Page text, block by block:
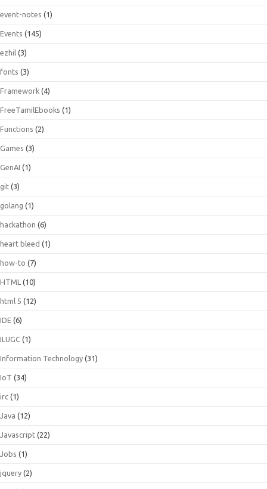
event-notes (1)
Events (145)
ezhil (3)
fonts (3)
Framework (4)
FreeTamilEbooks (1)
Functions (2)
Games (3)
GenAI (1)
git (3)
golang (1)
hackathon (6)
heart bleed (1)
how-to (7)
HTML (10)
html 5 (12)
IDE (6)
ILUGC (1)
Information Technology (31)
IoT (34)
irc (1)
Java (12)
Javascript (22)
Jobs (1)
jquery (2)